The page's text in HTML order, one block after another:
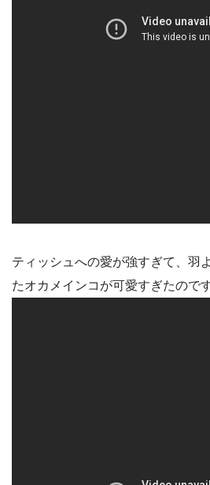
ティッシュへの愛が強すぎて、羽
たオカメインコが可愛すぎたので